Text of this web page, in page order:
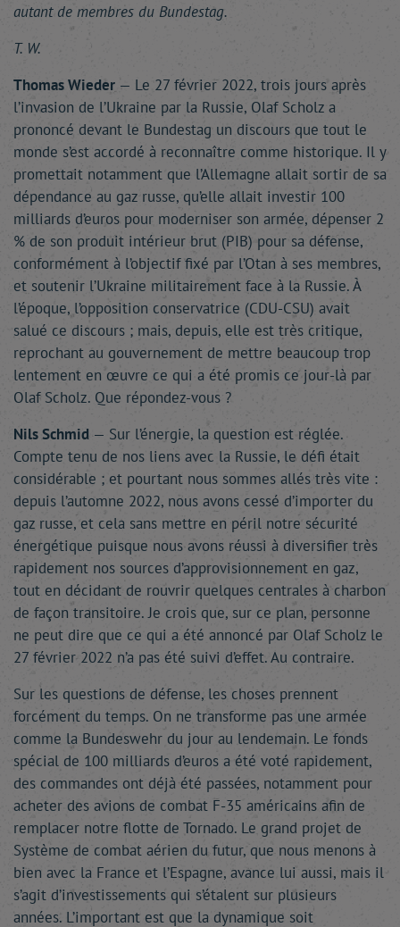
autant de membres du Bundestag.
T. W.
Thomas Wieder — Le 27 février 2022, trois jours après
l’invasion de l’Ukraine par la Russie, Olaf Scholz a
prononcé devant le Bundestag un discours que tout le
monde s’est accordé à reconnaître comme historique. Il y
promettait notamment que l’Allemagne allait sortir de sa
dépendance au gaz russe, qu’elle allait investir 100
milliards d’euros pour moderniser son armée, dépenser 2
% de son produit intérieur brut (PIB) pour sa défense,
conformément à l’objectif fixé par l’Otan à ses membres,
et soutenir l’Ukraine militairement face à la Russie. À
l’époque, l’opposition conservatrice (CDU-CSU) avait
salué ce discours ; mais, depuis, elle est très critique,
reprochant au gouvernement de mettre beaucoup trop
lentement en œuvre ce qui a été promis ce jour-là par
Olaf Scholz. Que répondez-vous ?
Nils Schmid — Sur l’énergie, la question est réglée.
Compte tenu de nos liens avec la Russie, le défi était
considérable ; et pourtant nous sommes allés très vite :
depuis l’automne 2022, nous avons cessé d’importer du
gaz russe, et cela sans mettre en péril notre sécurité
énergétique puisque nous avons réussi à diversifier très
rapidement nos sources d’approvisionnement en gaz,
tout en décidant de rouvrir quelques centrales à charbon
de façon transitoire. Je crois que, sur ce plan, personne
ne peut dire que ce qui a été annoncé par Olaf Scholz le
27 février 2022 n’a pas été suivi d’effet. Au contraire.
Sur les questions de défense, les choses prennent
forcément du temps. On ne transforme pas une armée
comme la Bundeswehr du jour au lendemain. Le fonds
spécial de 100 milliards d’euros a été voté rapidement,
des commandes ont déjà été passées, notamment pour
acheter des avions de combat F-35 américains afin de
remplacer notre flotte de Tornado. Le grand projet de
Système de combat aérien du futur, que nous menons à
bien avec la France et l’Espagne, avance lui aussi, mais il
s’agit d’investissements qui s’étalent sur plusieurs
années. L’important est que la dynamique soit